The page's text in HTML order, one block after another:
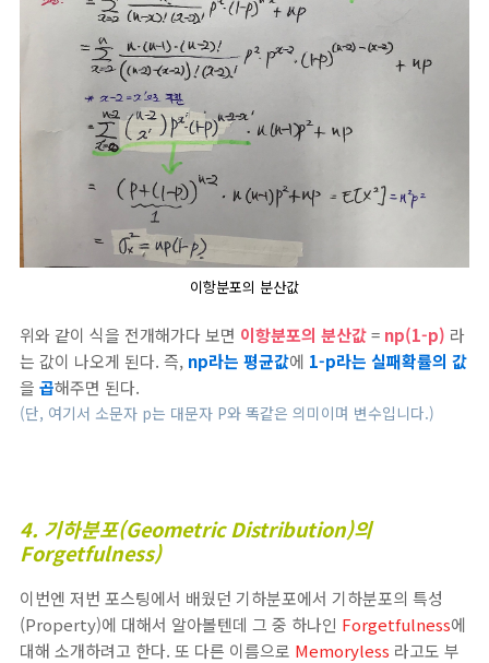
이항분포의 분산값
위와 같이 식을 전개해가다 보면 이항분포의 분산값= np(1-p) 라
는 값이 나오게 된다. 즉, np라는 평균값에 1-p라는 실패확률의 값
을 곱해주면 된다.
(단, 여기서 소문자 p는 대문자 P와 똑같은 의미이며 변수입니다.)
4. 기하분포(Geometric Distribution)의
Forgetfulness)
이번엔 저번 포스팅에서 배웠던 기하분포에서 기하분포의 특성
(Property)에 대해서 알아볼텐데 그 중 하나인 Forgetfulness에
대해 소개하려고 한다. 또 다른 이름으로 Memoryless 라고도 부